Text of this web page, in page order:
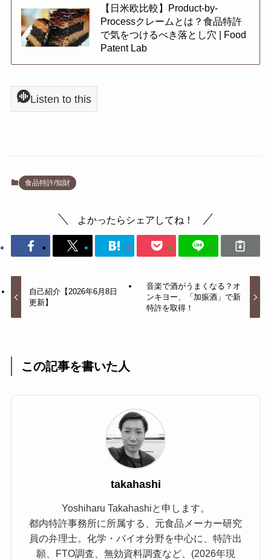
【日米欧比較】Product-by-
Processクレームとは？食品特許
で気をつけるべき落とし穴 | Food
Patent Lab
Listen to this
食品特許/知財
よかったらシェアしてね！
自己紹介【2026年6月8日
更新】
音楽で酒がうまくなる？オ
ンキヨー、「加振酒」で新
特許を取得！
この記事を書いた人
takahashi
Yoshiharu Takahashiと申します。
都内特許事務所に所属する、元食品メーカー研究
員の弁理士。化学・バイオ分野を中心に、特許出
願、FTO調査、無効資料調査など、(2026年現